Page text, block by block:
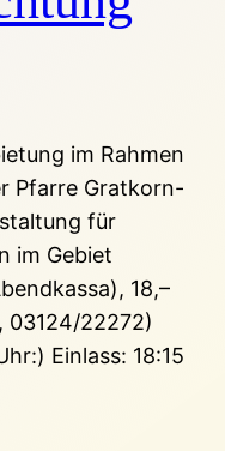
im Rahmen
Pfarre Gratkorn-
für
im Gebiet
18,–
03124/22272)
Einlass: 18:15